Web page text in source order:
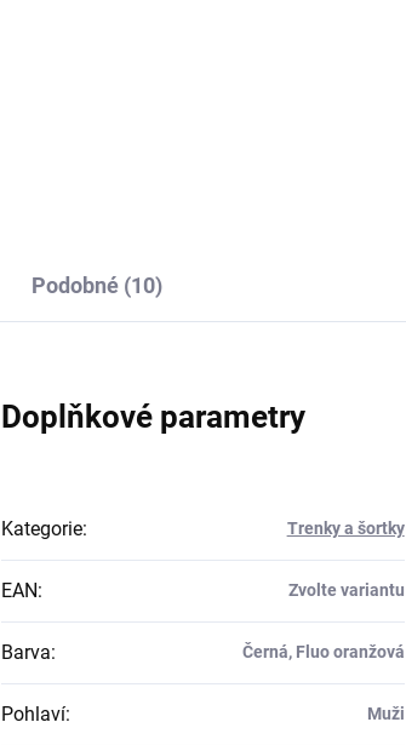
Podobné (10)
Doplňkové parametry
Kategorie: Trenky a šortky
EAN: Zvolte variantu
Barva: Černá, Fluo oranžová
Pohlaví: Muži